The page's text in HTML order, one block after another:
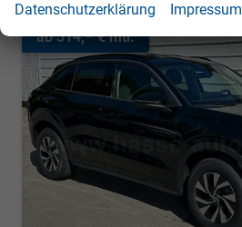
ab 314,– € mtl.
Datenschutzerklärung Impressum